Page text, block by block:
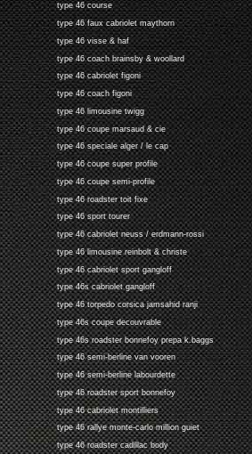
type 46 course
type 46 faux cabriolet maythorn
type 46 visse & haf
type 46 coach brainsby & woollard
type 46 cabriolet figoni
type 46 coach figoni
type 46 limousine twigg
type 46 coupe marsaud & cie
type 46 speciale alger / le cap
type 46 coupe super profile
type 46 coupe semi-profile
type 46 roadster toit fixe
type 46 sport tourer
type 46 cabriolet neuss / erdmann-rossi
type 46 limousine reinbolt & christe
type 46 cabriolet sport gangloff
type 46s cabriolet gangloff
type 46 torpedo corsica jamsahid ranji
type 46s coupe decouvrable
type 46s roadster bonnefoy prepa k.baggs
type 46 semi-berline van vooren
type 46 semi-berline labourdette
type 46 roadster sport bonnefoy
type 46 cabriolet montilliers
type 46 rallye monte-carlo million guiet
type 46 roadster cadillac body